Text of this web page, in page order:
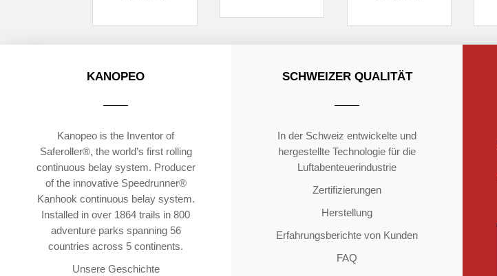
KANOPEO
Kanopeo is the Inventor of
Saferoller®, the world’s first rolling
continuous belay system. Producer
of the innovative Speedrunner®
Kanhook continuous belay system.
Installed in over 1864 trails in 800
adventure parks spanning 56
countries across 5 continents.
Unsere Geschichte
SCHWEIZER QUALITÄT
In der Schweiz entwickelte und
hergestellte Technologie für die
Luftabenteuerindustrie
Zertifizierungen
Herstellung
Erfahrungsberichte von Kunden
FAQ